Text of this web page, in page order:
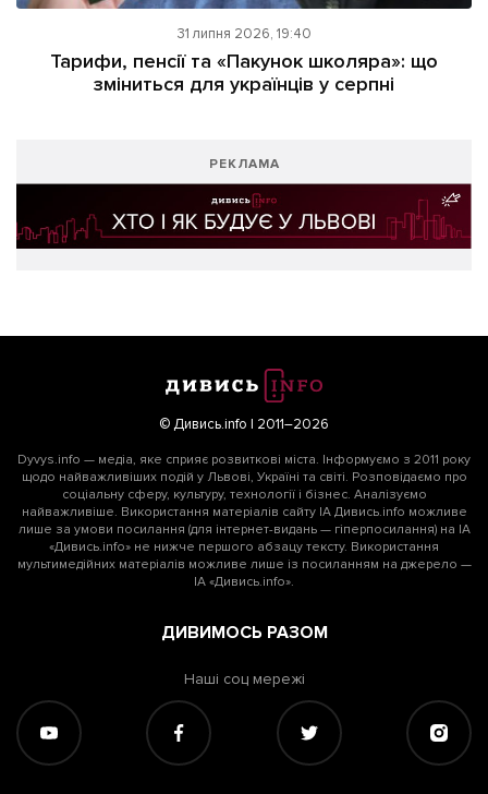
31 липня 2026, 19:40
Тарифи, пенсії та «Пакунок школяра»: що
зміниться для українців у серпні
РЕКЛАМА
© Дивись.info | 2011–2026
Dyvys.info — медіа, яке сприяє розвиткові міста. Інформуємо з 2011 року
щодо найважливіших подій у Львові, Україні та світі. Розповідаємо про
соціальну сферу, культуру, технології і бізнес. Аналізуємо
найважливіше. Використання матеріалів сайту ІА Дивись.info можливе
лише за умови посилання (для інтернет-видань — гіперпосилання) на ІА
«Дивись.info» не нижче першого абзацу тексту. Використання
мультимедійних матеріалів можливе лише із посиланням на джерело —
ІА «Дивись.info».
ДИВИМОСЬ РАЗОМ
Наші соц мережі